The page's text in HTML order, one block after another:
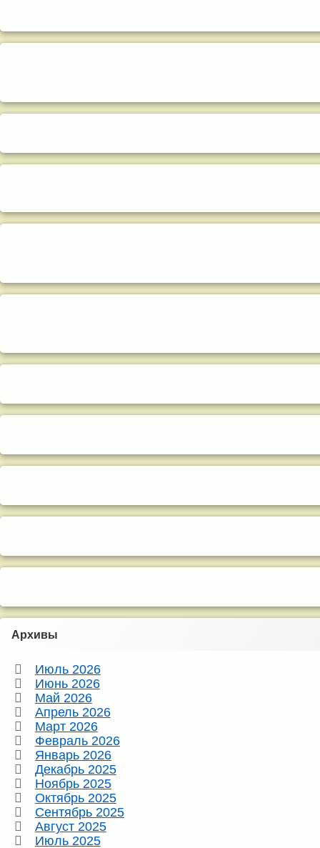
Архивы
Июль 2026
Июнь 2026
Май 2026
Апрель 2026
Март 2026
Февраль 2026
Январь 2026
Декабрь 2025
Ноябрь 2025
Октябрь 2025
Сентябрь 2025
Август 2025
Июль 2025